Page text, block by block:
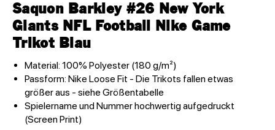
Saquon Barkley #26 New York
Giants NFL Football Nike Game
Trikot Blau
Material: 100% Polyester (180 g/m²)
Passform: Nike Loose Fit - Die Trikots fallen etwas
größer aus - siehe Größentabelle
Spielername und Nummer hochwertig aufgedruckt
(Screen Print)